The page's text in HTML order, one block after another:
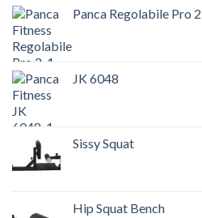
Panca Regolabile Pro 2
JK 6048
Sissy Squat
Hip Squat Bench